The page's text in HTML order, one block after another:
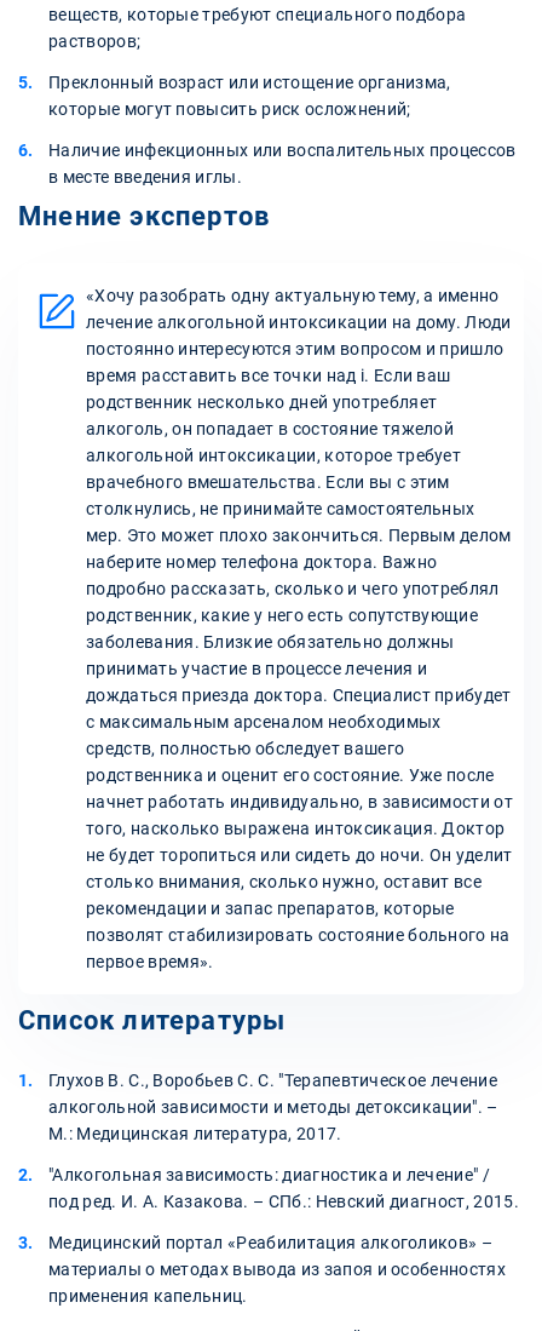
веществ, которые требуют специального подбора
растворов;
Преклонный возраст или истощение организма,
которые могут повысить риск осложнений;
Наличие инфекционных или воспалительных процессов
в месте введения иглы.
Мнение экспертов
«Хочу разобрать одну актуальную тему, а именно
лечение алкогольной интоксикации на дому. Люди
постоянно интересуются этим вопросом и пришло
время расставить все точки над i. Если ваш
родственник несколько дней употребляет
алкоголь, он попадает в состояние тяжелой
алкогольной интоксикации, которое требует
врачебного вмешательства. Если вы с этим
столкнулись, не принимайте самостоятельных
мер. Это может плохо закончиться. Первым делом
наберите номер телефона доктора. Важно
подробно рассказать, сколько и чего употреблял
родственник, какие у него есть сопутствующие
заболевания. Близкие обязательно должны
принимать участие в процессе лечения и
дождаться приезда доктора. Специалист прибудет
с максимальным арсеналом необходимых
средств, полностью обследует вашего
родственника и оценит его состояние. Уже после
начнет работать индивидуально, в зависимости от
того, насколько выражена интоксикация. Доктор
не будет торопиться или сидеть до ночи. Он уделит
столько внимания, сколько нужно, оставит все
рекомендации и запас препаратов, которые
позволят стабилизировать состояние больного на
первое время».
Список литературы
Глухов В. С., Воробьев С. С. "Терапевтическое лечение
алкогольной зависимости и методы детоксикации". –
М.: Медицинская литература, 2017.
"Алкогольная зависимость: диагностика и лечение" /
под ред. И. А. Казакова. – СПб.: Невский диагност, 2015.
Медицинский портал «Реабилитация алкоголиков» –
материалы о методах вывода из запоя и особенностях
применения капельниц.